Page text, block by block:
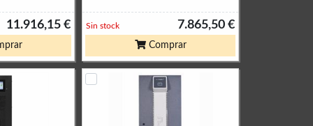
11.916,15 € 7.865,50 €
Sin stock
Comprar